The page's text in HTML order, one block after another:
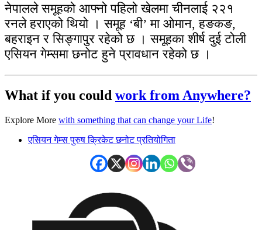
नेपालले समूहको आफ्नो पहिलो खेलमा चीनलाई २२१
रनले हराएको थियो । समूह ‘बी’ मा ओमान, हङकङ,
बहराइन र सिङ्गापुर रहेको छ । समूहका शीर्ष दुई टोली
एसियन गेम्समा छनोट हुने प्रावधान रहेको छ ।
What if you could work from Anywhere?
Explore More with something that can change your Life!
एसियन गेम्स पुरुष क्रिकेट छनोट प्रतियोगिता